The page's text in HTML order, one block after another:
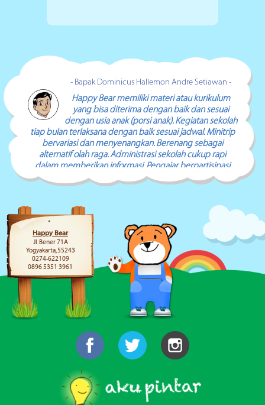
- Bapak Dominicus Hallemon Andre Setiawan -
Happy Bear memiliki materi atau kurikulum
yang bisa diterima dengan baik dan sesuai
dengan usia anak (porsi anak). Kegiatan sekolah
tiap bulan terlaksana dengan baik sesuai jadwal. Minitrip
bervariasi dan menyenangkan. Berenang sebagai
alternatif olah raga. Administrasi sekolah cukup rapi
dalam memberikan informasi. Pengajar berpartisipasi
optimal dalam tumbuh kembang anak didik.
Happy Bear
Jl. Bener 71A
Yogyakarta, 55243
0274-622109
0896 5351 3961